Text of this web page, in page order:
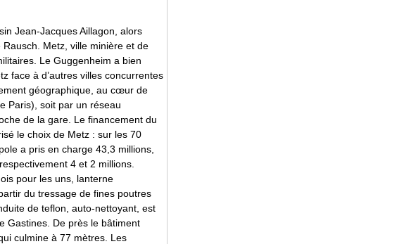
Jean-Jacques Aillagon, alors
Metz, ville minière et de
Le Guggenheim a bien
face à d’autres villes concurrentes
géographique, au cœur de
Paris), soit par un réseau
de la gare. Le financement du
le choix de Metz : sur les 70
a pris en charge 43,3 millions,
4 et 2 millions.
pour les uns, lanterne
du tressage de fines poutres
de teflon, auto-nettoyant, est
Gastines. De près le bâtiment
culmine à 77 mètres. Les